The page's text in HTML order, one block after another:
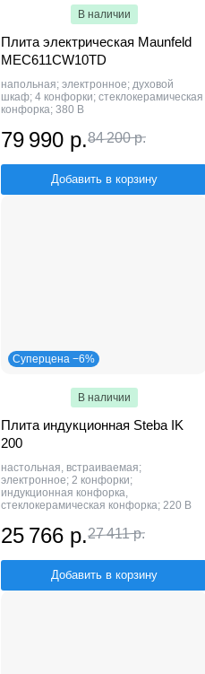
В наличии
Плита электрическая Maunfeld
MEC611CW10TD
напольная; электронное; духовой
шкаф; 4 конфорки; стеклокерамическая
конфорка; 380 В
79 990 р.84 200 р.
Добавить в корзину
Суперцена −6%
В наличии
Плита индукционная Steba IK
200
настольная, встраиваемая;
электронное; 2 конфорки;
индукционная конфорка,
стеклокерамическая конфорка; 220 В
25 766 р.27 411 р.
Добавить в корзину